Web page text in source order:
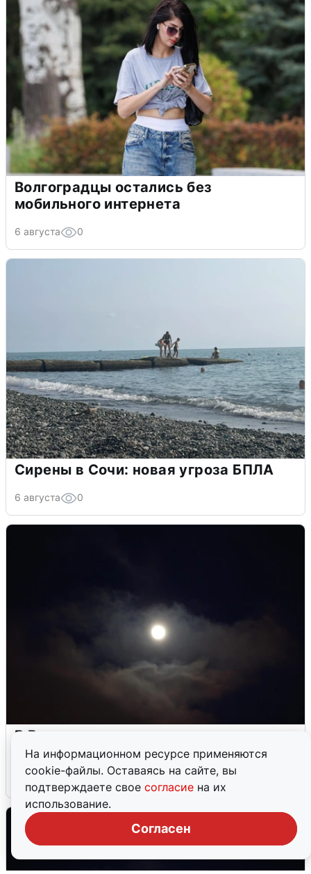
На информационном ресурсе применяются
cookie-файлы. Оставаясь на сайте, вы
подтверждаете свое согласие на их
использование.
Согласен
Волгоградцы остались без
мобильного интернета
6 августа 0
Сирены в Сочи: новая угроза БПЛА
6 августа 0
В Воронеже прогремели взрывы
после сигнала тревоги